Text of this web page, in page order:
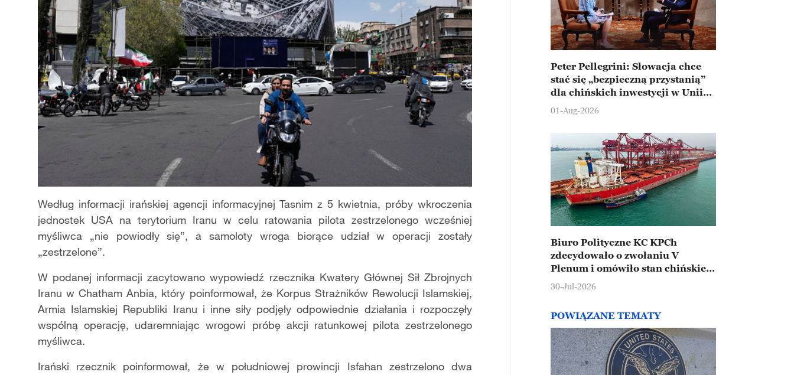
Według informacji irańskiej agencji informacyjnej Tasnim z 5 kwietnia, próby wkroczenia
jednostek USA na terytorium Iranu w celu ratowania pilota zestrzelonego wcześniej
myśliwca „nie powiodły się”, a samoloty wroga biorące udział w operacji zostały
„zestrzelone”.
W podanej informacji zacytowano wypowiedź rzecznika Kwatery Głównej Sił Zbrojnych
Iranu w Chatham Anbia, który poinformował, że Korpus Strażników Rewolucji Islamskiej,
Armia Islamskiej Republiki Iranu i inne siły podjęły odpowiednie działania i rozpoczęły
wspólną operację, udaremniając wrogowi próbę akcji ratunkowej pilota zestrzelonego
myśliwca.
Irański rzecznik poinformował, że w południowej prowincji Isfahan zestrzelono dwa
Peter Pellegrini: Słowacja chce
stać się „bezpieczną przystanią”
dla chińskich inwestycji w Unii
Europejskiej
01-Aug-2026
Biuro Polityczne KC KPCh
zdecydowało o zwołaniu V
Plenum i omówiło stan chińskiej
gospodarki
30-Jul-2026
POWIĄZANE TEMATY